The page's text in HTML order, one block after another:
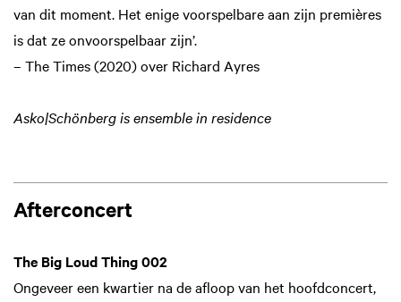
van dit moment. Het enige voorspelbare aan zijn premières
is dat ze onvoorspelbaar zijn’.
– The Times (2020) over Richard Ayres
Asko|Schönberg is ensemble in residence
Afterconcert
The Big Loud Thing 002
Ongeveer een kwartier na de afloop van het hoofdconcert,